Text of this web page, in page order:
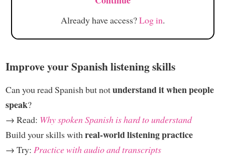
Already have access?Log in.
Improve your Spanish listening skills
Can you read Spanish but notunderstand it when people
speak?
→ Read: Why spoken Spanish is hard to understand
Build your skills with real-world listening practice
→ Try: Practice with audio and transcripts